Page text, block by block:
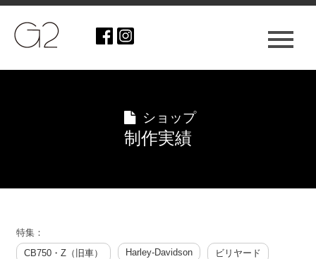
ショップ
制作実績
特集：
CB750・Z（旧車）
Harley-Davidson ビリヤード